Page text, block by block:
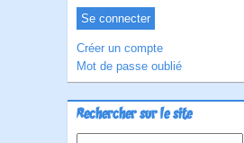
Créer un compte
Mot de passe oublié
Rechercher sur le site